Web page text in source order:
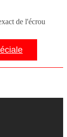
de l'écrou